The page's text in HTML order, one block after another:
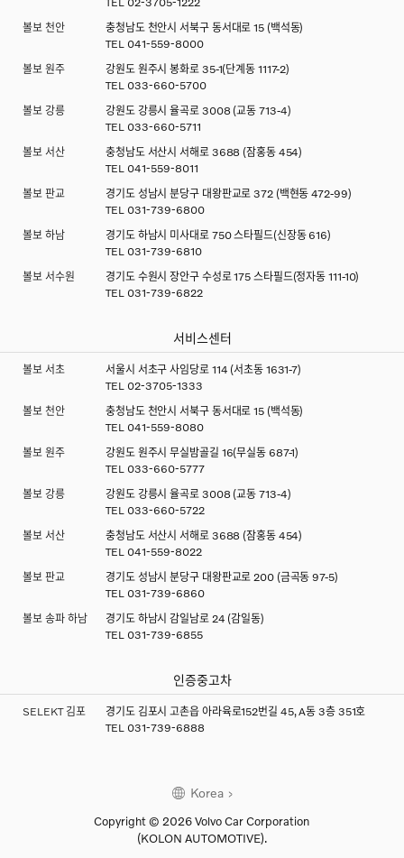
볼보 천안
충청남도 천안시 서북구 동서대로 15 (백석동)
TEL 041-559-8000
볼보 원주
강원도 원주시 봉화로 35-1(단계동 1117-2)
TEL 033-660-5700
볼보 강릉
강원도 강릉시 율곡로 3008 (교동 713-4)
TEL 033-660-5711
볼보 서산
충청남도 서산시 서해로 3688 (잠홍동 454)
TEL 041-559-8011
볼보 판교
경기도 성남시 분당구 대왕판교로 372 (백현동 472-99)
TEL 031-739-6800
볼보 하남
경기도 하남시 미사대로 750 스타필드(신장동 616)
TEL 031-739-6810
볼보 서수원
경기도 수원시 장안구 수성로 175 스타필드(정자동 111-10)
TEL 031-739-6822
서비스센터
볼보 서초
서울시 서초구 사임당로 114 (서초동 1631-7)
TEL 02-3705-1333
볼보 천안
충청남도 천안시 서북구 동서대로 15 (백석동)
TEL 041-559-8080
볼보 원주
강원도 원주시 무실밤골길 16(무실동 687-1)
TEL 033-660-5777
볼보 강릉
강원도 강릉시 율곡로 3008 (교동 713-4)
TEL 033-660-5722
볼보 서산
충청남도 서산시 서해로 3688 (잠홍동 454)
TEL 041-559-8022
볼보 판교
경기도 성남시 분당구 대왕판교로 200 (금곡동 97-5)
TEL 031-739-6860
볼보 송파 하남
경기도 하남시 감일남로 24 (감일동)
TEL 031-739-6855
인증중고차
SELEKT 김포
경기도 김포시 고촌읍 아라육로152번길 45, A동 3층 351호
TEL 031-739-6888
Korea
Copyright © 2026 Volvo Car Corporation
(KOLON AUTOMOTIVE).